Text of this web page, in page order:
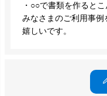
・○○で書類を作ると
みなさまのご利用事例
嬉しいです。